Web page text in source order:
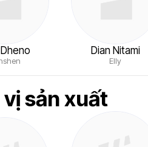
Dian Nitami
Elly
sản xuất